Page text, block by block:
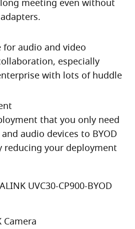
meeting even without
for audio and video
especially
with lots of huddle
that you only need
audio devices to BYOD
reducing your deployment
UVC30-CP900-BYOD
Camera